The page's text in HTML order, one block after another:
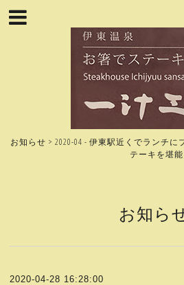
お知らせ > 2020-04 - 伊東駅近くでランチ
テーキを堪能
お知ら
2020-04-28 16:28:00